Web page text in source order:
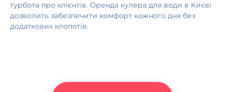
турбота про клієнтів. Оренда кулера для води в Києві
дозволить забезпечити комфорт кожного дня без
додаткових клопотів.